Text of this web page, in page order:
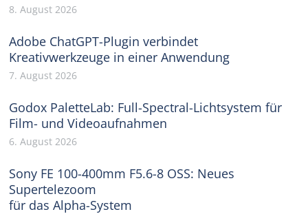
8. August 2026
Adobe ChatGPT-Plugin verbindet
Kreativwerkzeuge in einer Anwendung
7. August 2026
Godox PaletteLab: Full-Spectral-Lichtsystem für
Film- und Videoaufnahmen
6. August 2026
Sony FE 100-400mm F5.6-8 OSS: Neues
Supertelezoom
für das Alpha-System